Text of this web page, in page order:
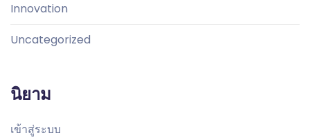
Innovation
Uncategorized
นิยาม
เข้าสู่ระบบ